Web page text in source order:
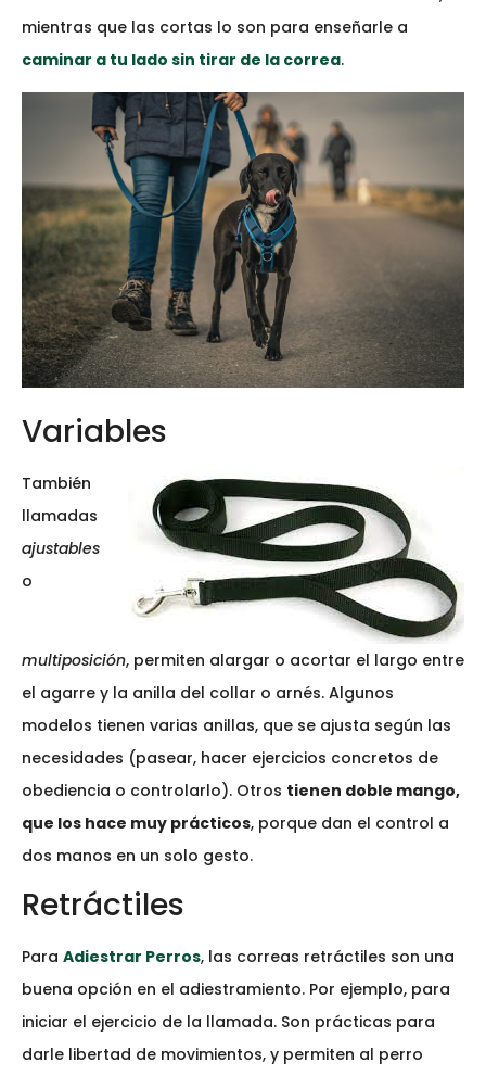
mientras que las cortas lo son para enseñarle a
caminar a tu lado sin tirar de la correa.
Variables
También
llamadas
ajustables
o
multiposición, permiten alargar o acortar el largo entre
el agarre y la anilla del collar o arnés. Algunos
modelos tienen varias anillas, que se ajusta según las
necesidades (pasear, hacer ejercicios concretos de
obediencia o controlarlo). Otros tienen doble mango,
que los hace muy prácticos, porque dan el control a
dos manos en un solo gesto.
Retráctiles
Para Adiestrar Perros, las correas retráctiles son una
buena opción en el adiestramiento. Por ejemplo, para
iniciar el ejercicio de la llamada. Son prácticas para
darle libertad de movimientos, y permiten al perro